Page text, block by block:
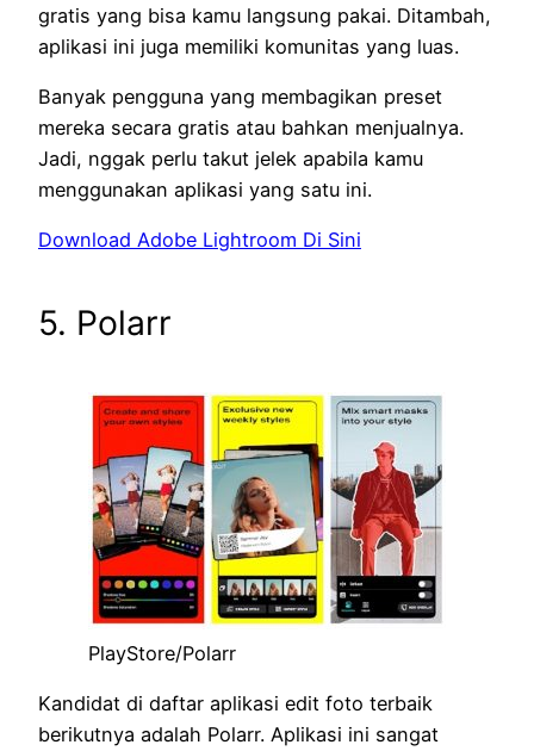
gratis yang bisa kamu langsung pakai. Ditambah,
aplikasi ini juga memiliki komunitas yang luas.
Banyak pengguna yang membagikan preset
mereka secara gratis atau bahkan menjualnya.
Jadi, nggak perlu takut jelek apabila kamu
menggunakan aplikasi yang satu ini.
Download Adobe Lightroom Di Sini
5. Polarr
PlayStore/Polarr
Kandidat di daftar aplikasi edit foto terbaik
berikutnya adalah Polarr. Aplikasi ini sangat